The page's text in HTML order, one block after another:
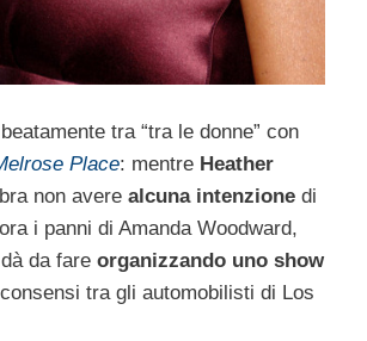
tra “tra le donne” con
Place: mentre Heather
non avere alcuna intenzione di
i panni di Amanda Woodward,
da fare organizzando uno show
tra gli automobilisti di Los